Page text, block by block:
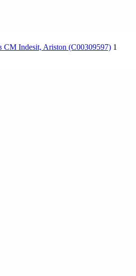
СМ Indesit, Ariston (C00309597) 1